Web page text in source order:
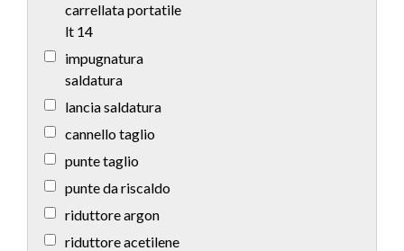
carrellata portatile
lt 14
impugnatura
saldatura
lancia saldatura
cannello taglio
punte taglio
punte da riscaldo
riduttore argon
riduttore acetilene